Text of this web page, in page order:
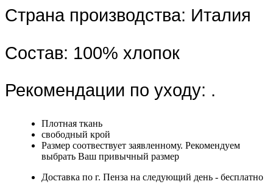
Страна производства: Италия
Состав: 100% хлопок
Рекомендации по уходу: .
Плотная ткань
свободный крой
Размер соотвествует заявленному. Рекомендуем
выбрать Ваш привычный размер
Доставка по г. Пенза на следующий день - бесплатно